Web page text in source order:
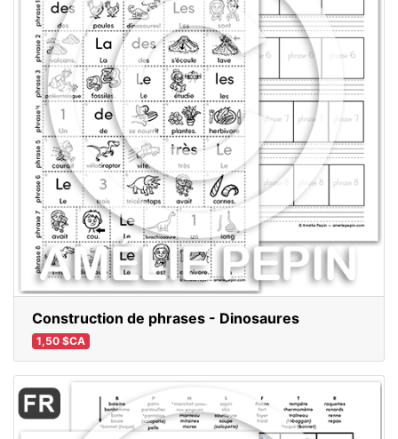
Construction de phrases - Dinosaures
1,50 $CA